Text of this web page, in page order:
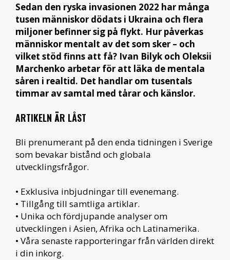
Sedan den ryska invasionen 2022 har många
tusen människor dödats i Ukraina och flera
miljoner befinner sig på flykt. Hur påverkas
människor mentalt av det som sker – och
vilket stöd finns att få? Ivan Bilyk och Oleksii
Marchenko arbetar för att läka de mentala
såren i realtid. Det handlar om tusentals
timmar av samtal med tårar och känslor.
ARTIKELN ÄR LÅST
Bli prenumerant på den enda tidningen i Sverige
som bevakar bistånd och globala
utvecklingsfrågor.
• Exklusiva inbjudningar till evenemang.
• Tillgång till samtliga artiklar.
• Unika och fördjupande analyser om
utvecklingen i Asien, Afrika och Latinamerika.
• Våra senaste rapporteringar från världen direkt
i din inkorg.